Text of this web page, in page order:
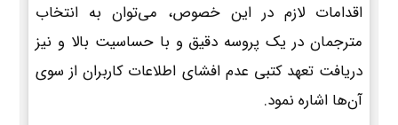
اقدامات لازم در این خصوص، می‌توان به انتخاب
مترجمان در یک پروسه دقیق و با حساسیت بالا و نیز
دریافت تعهد کتبی عدم افشای اطلاعات کاربران از سوی
آن‌ها اشاره نمود.